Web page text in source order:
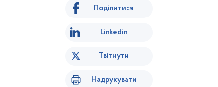
Поділитися
Linkedin
Твітнути
Надрукувати